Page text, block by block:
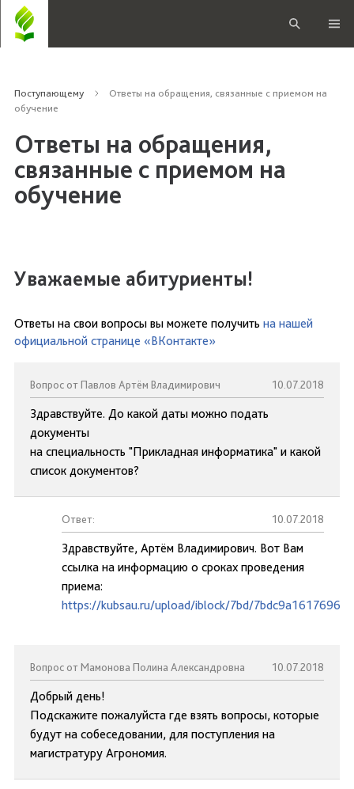
Поступающему
Ответы на обращения, связанные с приемом на
обучение
Ответы на обращения,
связанные с приемом на
обучение
Уважаемые абитуриенты!
Ответы на свои вопросы вы можете получить на нашей
официальной странице «ВКонтакте»
Вопрос от Павлов Артём Владимирович 10.07.2018
Здравствуйте. До какой даты можно подать
документы
на специальность "Прикладная информатика" и какой
список документов?
Ответ: 10.07.2018
Здравствуйте, Артём Владимирович. Вот Вам
ссылка на информацию о сроках проведения
приема:
https://kubsau.ru/upload/iblock/7bd/
Вопрос от Мамонова Полина Александровна 10.07.2018
Добрый день!
Подскажите пожалуйста где взять вопросы, которые
будут на собеседовании, для поступления на
магистратуру Агрономия.